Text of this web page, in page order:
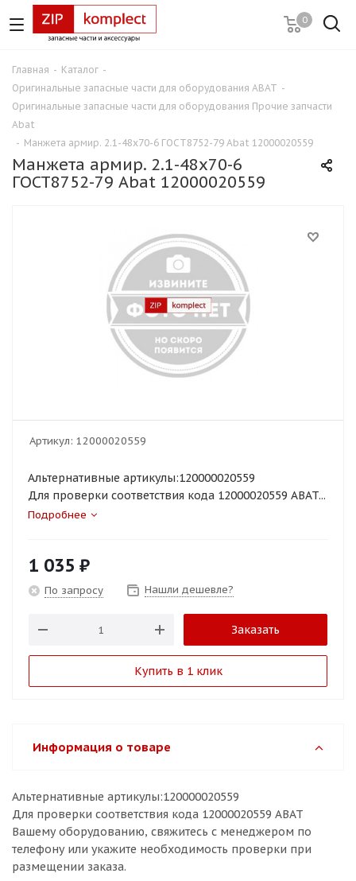
0
Главная - Каталог -
Оригинальные запасные части для оборудования ABAT -
Оригинальные запасные части для оборудования Прочие запчасти
Abat
- Манжета армир. 2.1-48х70-6 ГОСТ8752-79 Abat 12000020559
Манжета армир. 2.1-48х70-6
ГОСТ8752-79 Abat 12000020559
Артикул: 12000020559
Альтернативные артикулы:120000020559
Для проверки соответствия кода 12000020559 ABAT...
Подробнее
1 035 ₽
По запросу Нашли дешевле?
Заказать
Купить в 1 клик
Информация о товаре
Альтернативные артикулы:120000020559
Для проверки соответствия кода 12000020559 ABAT
Вашему оборудованию, свяжитесь с менеджером по
телефону или укажите необходимость проверки при
размещении заказа.